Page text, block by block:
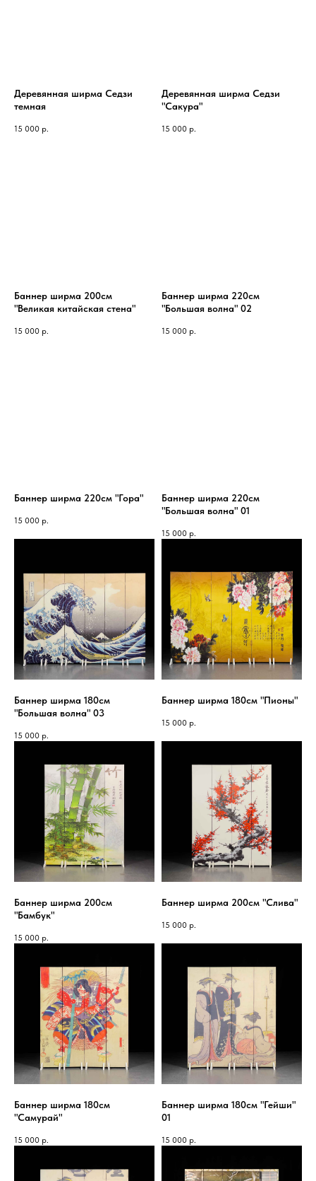
Деревянная ширма Седзи
темная
15 000 р.
Деревянная ширма Седзи
"Сакура"
15 000 р.
Баннер ширма 200см
"Великая китайская стена"
15 000 р.
Баннер ширма 220см
"Большая волна" 02
15 000 р.
Баннер ширма 220см "Гора"
15 000 р.
Баннер ширма 220см
"Большая волна" 01
15 000 р.
Баннер ширма 180см
"Большая волна" 03
15 000 р.
Баннер ширма 180см "Пионы"
15 000 р.
Баннер ширма 200см
"Бамбук"
15 000 р.
Баннер ширма 200см "Слива"
15 000 р.
Баннер ширма 180см
"Самурай"
15 000 р.
Баннер ширма 180см "Гейши"
01
15 000 р.